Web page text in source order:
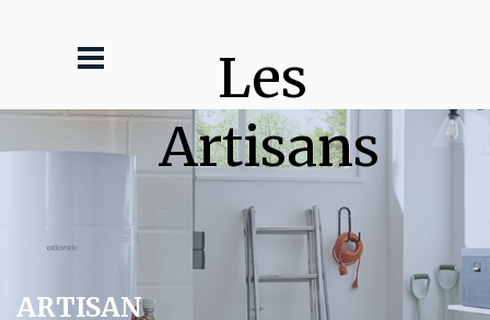
Les
Artisans
ARTISAN